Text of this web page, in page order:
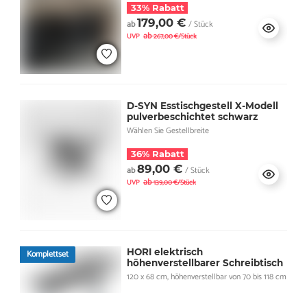
33% Rabatt
ab179,00 € / Stück
UVP ab267,00 €/Stück
D-SYN Esstischgestell X-Modell
pulverbeschichtet schwarz
Wählen Sie Gestellbreite
36% Rabatt
ab89,00 € / Stück
UVP ab139,00 €/Stück
Komplettset
HORI elektrisch
höhenverstellbarer Schreibtisch
120 x 68 cm, höhenverstellbar von 70 bis 118 cm